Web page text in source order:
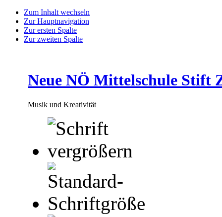
Zum Inhalt wechseln
Zur Hauptnavigation
Zur ersten Spalte
Zur zweiten Spalte
Neue NÖ Mittelschule Stift
Musik und Kreativität